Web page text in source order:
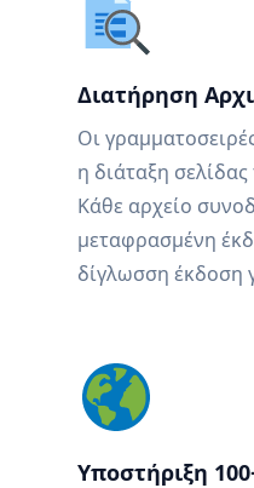
Διατήρηση
Οι
η διάταξη
Κάθε αρχείο
μεταφρασμένη
δίγλωσση έκδοση
Υποστήριξη